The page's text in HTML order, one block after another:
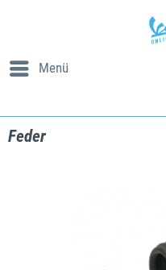
Menü
Feder